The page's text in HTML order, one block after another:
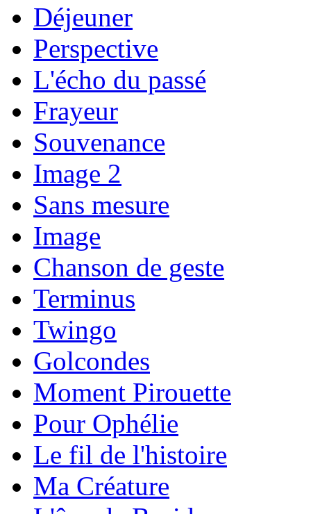
Déjeuner
Perspective
L'écho du passé
Frayeur
Souvenance
Image 2
Sans mesure
Image
Chanson de geste
Terminus
Twingo
Golcondes
Moment Pirouette
Pour Ophélie
Le fil de l'histoire
Ma Créature